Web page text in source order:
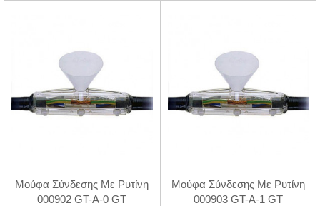
Μούφα Σύνδεσης Με Ρυτίνη
000902 GT-A-0 GT
Μούφα Σύνδεσης Με Ρυτίνη
000903 GT-A-1 GT